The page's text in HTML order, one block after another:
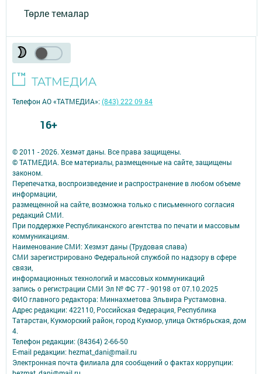
Төрле темалар
© 2011 - 2026. Хезмәт даны. Все права защищены.
© ТАТМЕДИА. Все материалы, размещенные на сайте, защищены
законом.
Перепечатка, воспроизведение и распространение в любом объеме
информации,
размещенной на сайте, возможна только с письменного согласия
редакций СМИ.
При поддержке Республиканского агентства по печати и массовым
коммуникациям.
Наименование СМИ: Хезмэт даны (Трудовая слава)
СМИ зарегистрировано Федеральной службой по надзору в сфере
связи,
информационных технологий и массовых коммуникаций
запись о регистрации СМИ Эл № ФС 77 - 90198 от 07.10.2025
ФИО главного редактора: Миннахметова Эльвира Рустамовна.
Адрес редакции: 422110, Российская Федерация, Республика
Татарстан, Кукморский район, город Кукмор, улица Октябрьская, дом
4.
Телефон редакции: (84364) 2-66-50
E-mail редакции: hezmat_dani@mail.ru
Электронная почта филиала для сообщений о фактах коррупции:
Телефон АО «ТАТМЕДИА»:(843) 222 09 84
16+